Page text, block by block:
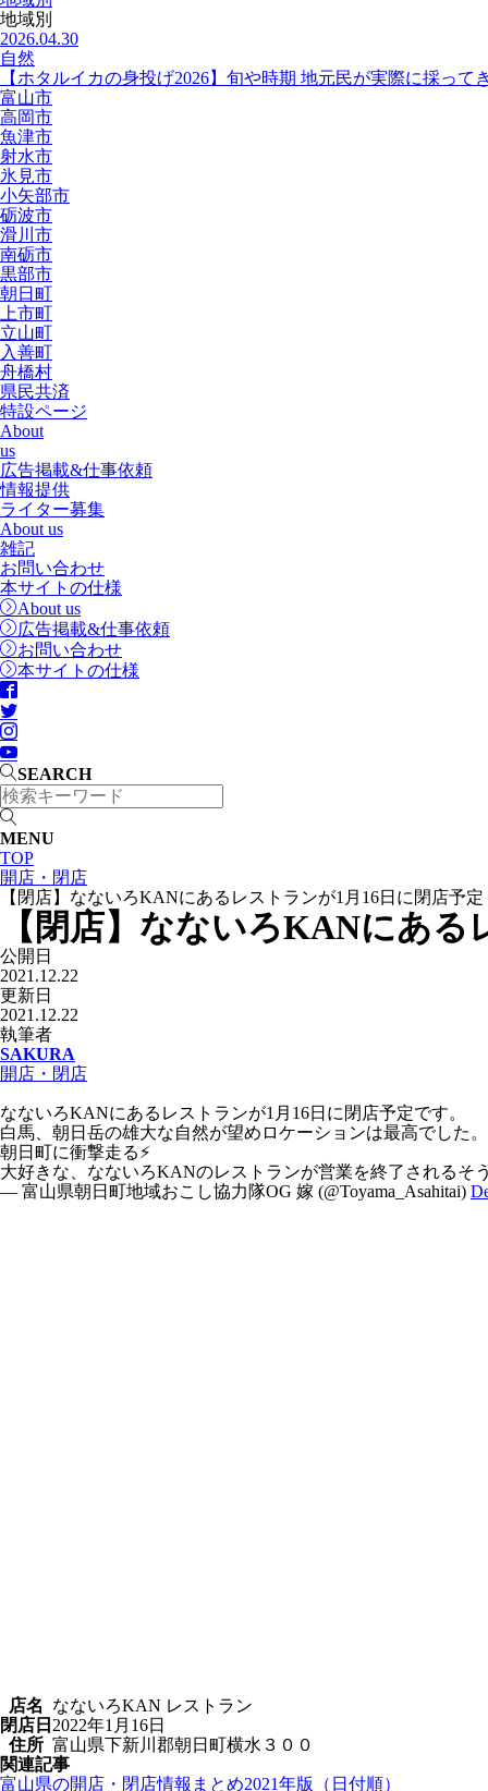
地域別
2026.04.30
自然
【ホタルイカの身投げ2026】旬や時期 地元民が実際に採って
富山市
高岡市
魚津市
射水市
氷見市
小矢部市
砺波市
滑川市
南砺市
黒部市
朝日町
上市町
立山町
入善町
舟橋村
県民共済
特設ページ
About
us
広告掲載&仕事依頼
情報提供
ライター募集
About us
雑記
お問い合わせ
本サイトの仕様
About us
広告掲載&仕事依頼
お問い合わせ
本サイトの仕様
SEARCH
MENU
TOP
開店・閉店
【閉店】なないろKANにあるレストランが1月16日に閉店予定
【閉店】なないろKANにあ
公開日
2021.12.22
更新日
2021.12.22
執筆者
SAKURA
開店・閉店
なないろKANにあるレストランが1月16日に閉店予定です。
白馬、朝日岳の雄大な自然が望めロケーションは最高でした。
朝日町に衝撃走る⚡
大好きな、なないろKANのレストランが営業を終了されるそ
— 富山県朝日町地域おこし協力隊OG 嫁 (@Toyama_Asahitai)
店名
なないろKAN レストラン
閉店日 2022年1月16日
住所 富山県下新川郡朝日町横水３００
関連記事
富山県の開店・閉店情報まとめ2021年版（日付順）